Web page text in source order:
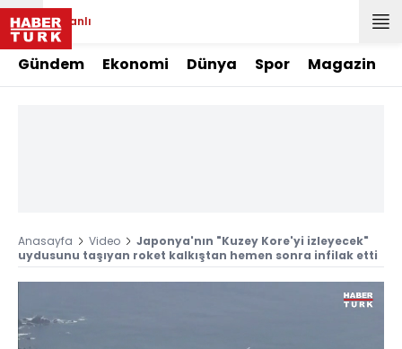
Canlı
Gündem Ekonomi Dünya Spor Magazin
Anasayfa Video
Japonya'nın "Kuzey Kore'yi izleyecek"
uydusunu taşıyan roket kalkıştan hemen sonra infilak etti